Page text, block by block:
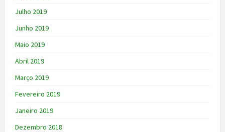
Julho 2019
Junho 2019
Maio 2019
Abril 2019
Março 2019
Fevereiro 2019
Janeiro 2019
Dezembro 2018